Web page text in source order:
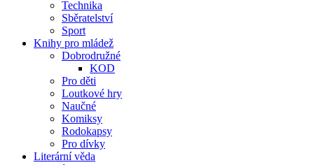
Technika
Sběratelství
Sport
Knihy pro mládež
Dobrodružné
KOD
Pro děti
Loutkové hry
Naučné
Komiksy
Rodokapsy
Pro dívky
Literární věda